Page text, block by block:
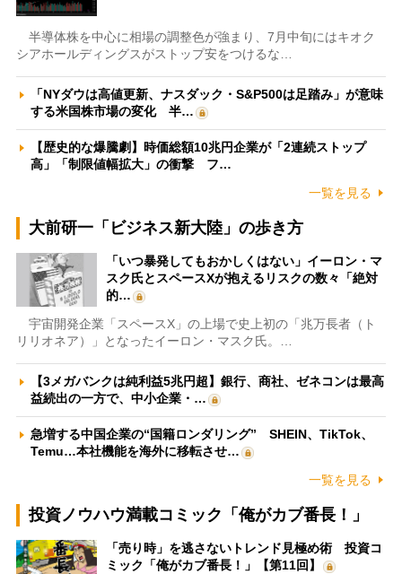
半導体株を中心に相場の調整色が強まり、7月中旬にはキオク
シアホールディングスがストップ安をつけるな…
「NYダウは高値更新、ナスダック・S&P500は足踏み」が意味
する米国株市場の変化 半…
【歴史的な爆騰劇】時価総額10兆円企業が「2連続ストップ
高」「制限値幅拡大」の衝撃 フ…
一覧を見る
大前研一「ビジネス新大陸」の歩き方
「いつ暴発してもおかしくはない」イーロン・マ
スク氏とスペースXが抱えるリスクの数々「絶対
的…
宇宙開発企業「スペースX」の上場で史上初の「兆万長者（ト
リリオネア）」となったイーロン・マスク氏。…
【3メガバンクは純利益5兆円超】銀行、商社、ゼネコンは最高
益続出の一方で、中小企業・…
急増する中国企業の“国籍ロンダリング” SHEIN、TikTok、
Temu…本社機能を海外に移転させ…
一覧を見る
投資ノウハウ満載コミック「俺がカブ番長！」
「売り時」を逃さないトレンド見極め術 投資コ
ミック「俺がカブ番長！」【第11回】